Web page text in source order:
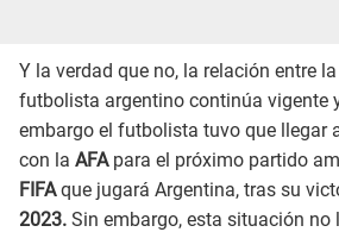
Y la verdad que no, la relación entre
futbolista argentino continúa vigente
embargo el futbolista tuvo que llegar
con la AFA para el próximo partido
FIFAque jugará Argentina, tras su
2023. Sin embargo, esta situación